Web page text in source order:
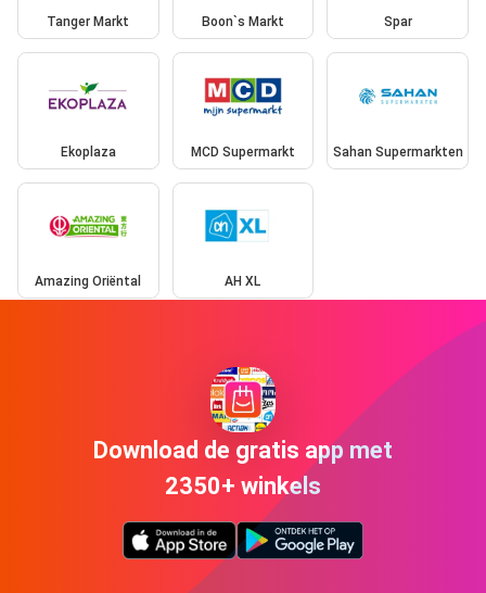
Tanger Markt Boon`s Markt Spar
Ekoplaza MCD Supermarkt Sahan Supermarkten
Amazing Oriëntal AH XL
Download de gratis app met
2350+ winkels